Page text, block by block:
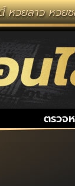
าว หวยซอ
ตรวจ